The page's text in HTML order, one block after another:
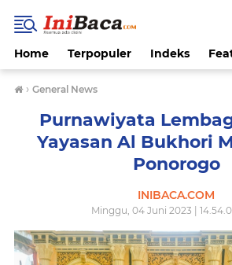
Home Terpopuler Indeks
› General News
Purnawiyata
Yayasan Al Bukhori
Ponorogo
INIBACA.COM
Minggu, 04 Juni 2023 |